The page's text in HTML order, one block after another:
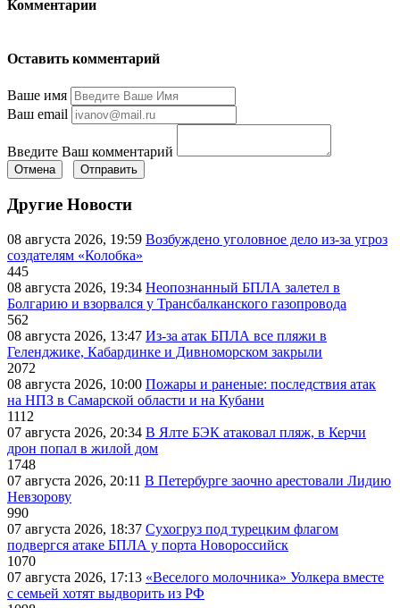
Комментарии
Оставить комментарий
Ваше имя
Ваш email
Введите Ваш комментарий
Отмена Отправить
Другие Новости
08 августа 2026, 19:59 Возбуждено уголовное дело из-за угроз
создателям «Колобка»
445
08 августа 2026, 19:34 Неопознанный БПЛА залетел в
Болгарию и взорвался у Трансбалканского газопровода
562
08 августа 2026, 13:47 Из-за атак БПЛА все пляжи в
Геленджике, Кабардинке и Дивноморском закрыли
2072
08 августа 2026, 10:00 Пожары и раненые: последствия атак
на НПЗ в Самарской области и на Кубани
1112
07 августа 2026, 20:34 В Ялте БЭК атаковал пляж, в Керчи
дрон попал в жилой дом
1748
07 августа 2026, 20:11 В Петербурге заочно арестовали Лидию
Невзорову
990
07 августа 2026, 18:37 Сухогруз под турецким флагом
подвергся атаке БПЛА у порта Новороссийск
1070
07 августа 2026, 17:13 «Веселого молочника» Уолкера вместе
с семьей хотят выдворить из РФ